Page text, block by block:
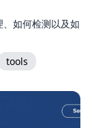
如何检测以及如
tools